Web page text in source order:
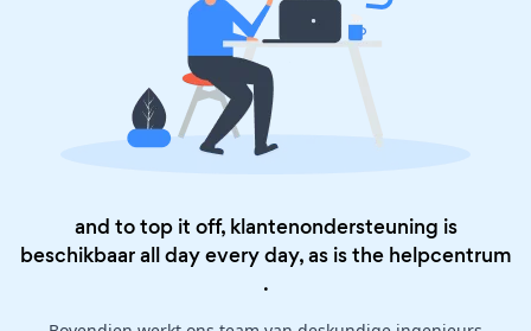
and to top it off, klantenondersteuning is
beschikbaar all day every day, as is the helpcentrum
.